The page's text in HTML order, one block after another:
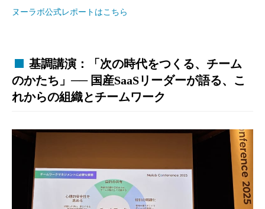
ヌーラボ公式レポートはこちら
基調講演：「次の時代をつくる、チーム
のかたち」── 国産SaaSリーダーが語る、こ
れからの組織とチームワーク